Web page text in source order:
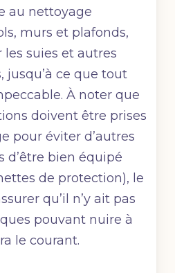
au nettoyage
murs et plafonds,
les suies et autres
jusqu’à ce que tout
À noter que
doivent être prises
pour éviter d’autres
d’être bien équipé
de protection), le
qu’il n’y ait pas
pouvant nuire à
le courant.